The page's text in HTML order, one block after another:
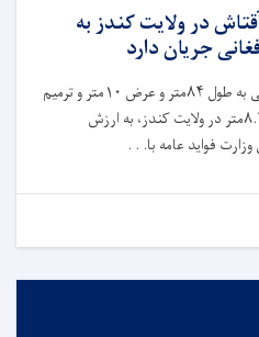
در ولایت کندز به
به طول ۸۴متر و عرض ۱۰متر و ترمیم
متر در ولایت کندز، به ارزش
فواید عامه با. . .